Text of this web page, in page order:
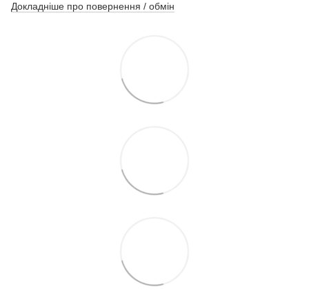
Докладніше про повернення / обмін